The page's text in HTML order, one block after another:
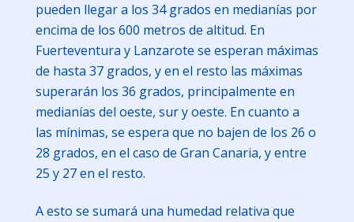
pueden llegar a los 34 grados en medianías por
encima de los 600 metros de altitud. En
Fuerteventura y Lanzarote se esperan máximas
de hasta 37 grados, y en el resto las máximas
superarán los 36 grados, principalmente en
medianías del oeste, sur y oeste. En cuanto a
las mínimas, se espera que no bajen de los 26 o
28 grados, en el caso de Gran Canaria, y entre
25 y 27 en el resto.
A esto se sumará una humedad relativa que